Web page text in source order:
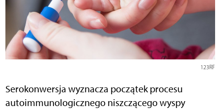
123RF
Serokonwersja wyznacza początek procesu
autoimmunologicznego niszczącego wyspy